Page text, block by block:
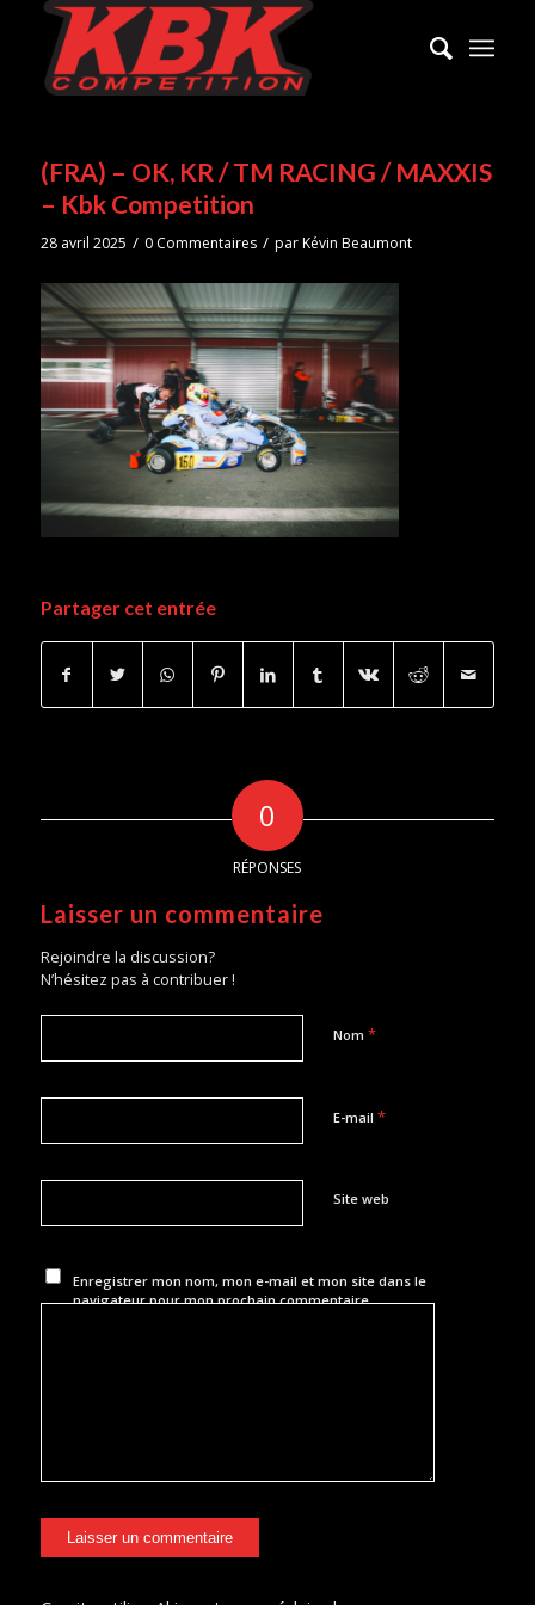
(FRA) – OK, KR / TM RACING / MAXXIS
– Kbk Competition
28 avril 2025 / 0 Commentaires / parKévin Beaumont
Partager cet entrée
0
RÉPONSES
Laisser un commentaire
Rejoindre la discussion?
N’hésitez pas à contribuer !
Nom *
E-mail *
Site web
Enregistrer mon nom, mon e-mail et mon site dans le
navigateur pour mon prochain commentaire.